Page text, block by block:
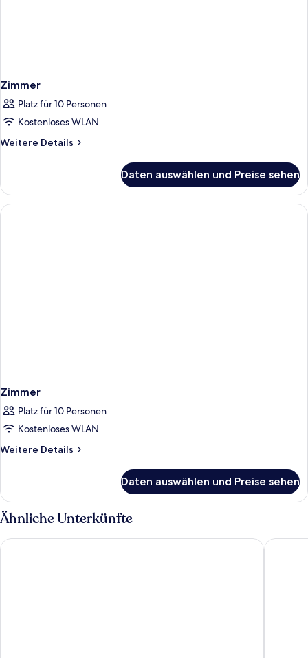
Zimmer
Platz für 10 Personen
Kostenloses WLAN
Weitere Details
Weitere
Daten auswählen und Preise sehen
Zimmer
Platz für 10 Personen
Kostenloses WLAN
Weitere Details
Weitere
Daten auswählen und Preise sehen
Ähnliche Unterkünfte
Rose Rayhaan by Rotana Dusit